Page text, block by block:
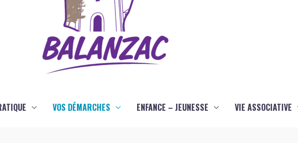
VOS DÉMARCHES ENFANCE – JEUNESSE VIE ASSOCIATIVE